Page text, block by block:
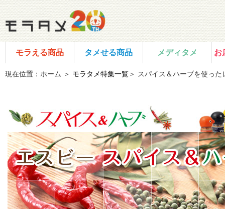
モラえる商品 タメせる商品 メディタメ お
現在位置：ホーム ＞ モラタメ特集一覧＞ スパイス＆ハーブを使っ